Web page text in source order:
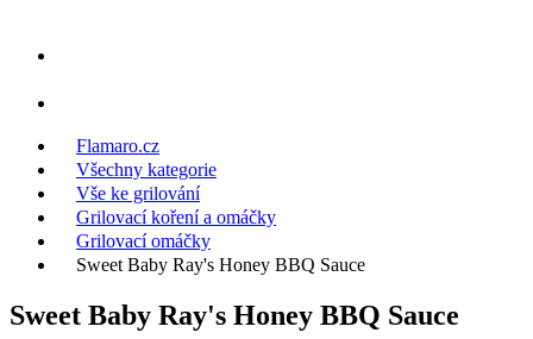
Flamaro.cz
Všechny kategorie
Vše ke grilování
Grilovací koření a omáčky
Grilovací omáčky
Sweet Baby Ray's Honey BBQ Sauce
Sweet Baby Ray's Honey BBQ Sauce